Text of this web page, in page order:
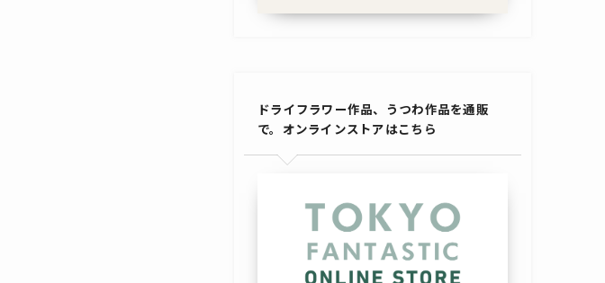
ドライフラワー作品、うつわ作品を通販
で。オンラインストアはこちら